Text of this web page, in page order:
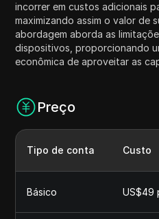
incorrer em custos adicionais
maximizando assim o valor de
abordagem aborda as
dispositivos, proporcionando
econômica de aproveitar as
Preço
Tipo de conta Custo
Básico US$49